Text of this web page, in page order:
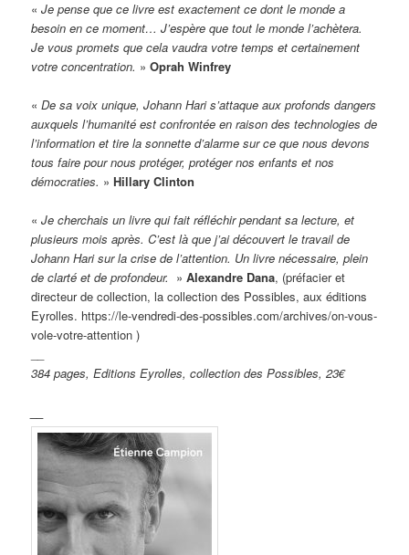
«Je pense que ce livre est exactement ce dont le monde a
besoin en ce moment… J’espère que tout le monde l’achètera.
Je vous promets que cela vaudra votre temps et certainement
votre concentration. »Oprah Winfrey
«De sa voix unique, Johann Hari s’attaque aux profonds dangers
auxquels l’humanité est confrontée en raison des technologies de
l’information et tire la sonnette d’alarme sur ce que nous devons
tous faire pour nous protéger, protéger nos enfants et nos
démocraties. »Hillary Clinton
«Je cherchais un livre qui fait réfléchir pendant sa lecture, et
plusieurs mois après. C’est là que j’ai découvert le travail de
Johann Hari sur la crise de l’attention. Un livre nécessaire, plein
de clarté et de profondeur. »Alexandre Dana, (préfacier et
directeur de collection, la collection des Possibles, aux éditions
Eyrolles. https://le-vendredi-des-possibles.com/archives/on-vous-
vole-votre-attention )
384 pages, Editions Eyrolles, collection des Possibles, 23€